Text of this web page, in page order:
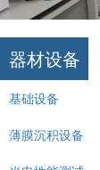
器材设备
基础设备
薄膜沉积设备